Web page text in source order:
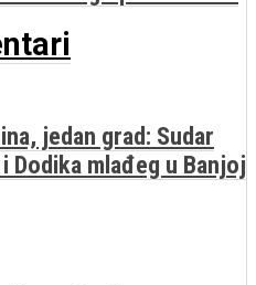
jedan grad: Sudar
Dodika mlađeg u Banjoj